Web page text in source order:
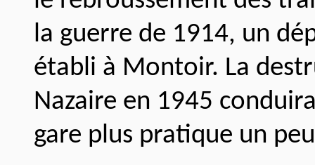
la guerre de 1914, un
établi à Montoir. La
Nazaire en 1945
gare plus pratique un